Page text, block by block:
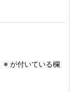
※ が付いている欄